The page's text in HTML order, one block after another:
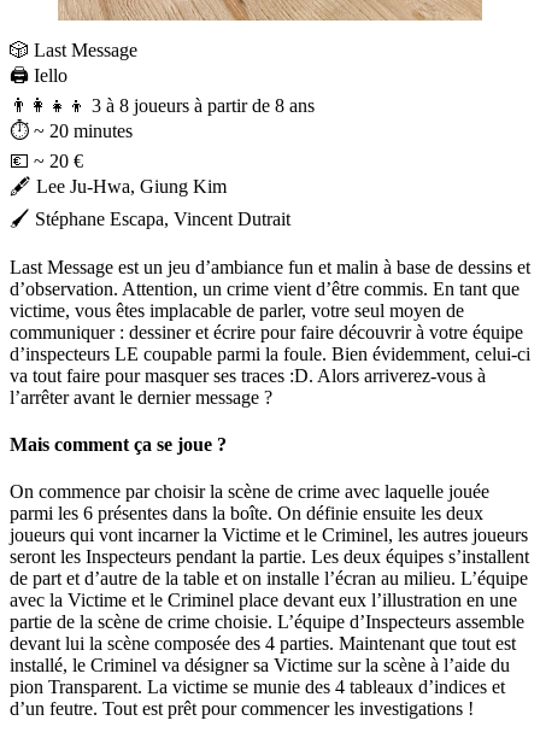
🎲 Last Message
🖨️ Iello
👨‍👩‍👧‍👦 3 à 8 joueurs à partir de 8 ans⠀
⏱️ ~ 20 minutes ⠀
💶 ~ 20 €⠀
🖋️ Lee Ju-Hwa, Giung Kim
🖌️ Stéphane Escapa, Vincent Dutrait
Last Message est un jeu d’ambiance fun et malin à base de dessins et
d’observation. Attention, un crime vient d’être commis. En tant que
victime, vous êtes implacable de parler, votre seul moyen de
communiquer : dessiner et écrire pour faire découvrir à votre équipe
d’inspecteurs LE coupable parmi la foule. Bien évidemment, celui-ci
va tout faire pour masquer ses traces :D. Alors arriverez-vous à
l’arrêter avant le dernier message ?
Mais comment ça se joue ?
On commence par choisir la scène de crime avec laquelle jouée
parmi les 6 présentes dans la boîte. On définie ensuite les deux
joueurs qui vont incarner la Victime et le Criminel, les autres joueurs
seront les Inspecteurs pendant la partie. Les deux équipes s’installent
de part et d’autre de la table et on installe l’écran au milieu. L’équipe
avec la Victime et le Criminel place devant eux l’illustration en une
partie de la scène de crime choisie. L’équipe d’Inspecteurs assemble
devant lui la scène composée des 4 parties. Maintenant que tout est
installé, le Criminel va désigner sa Victime sur la scène à l’aide du
pion Transparent. La victime se munie des 4 tableaux d’indices et
d’un feutre. Tout est prêt pour commencer les investigations !